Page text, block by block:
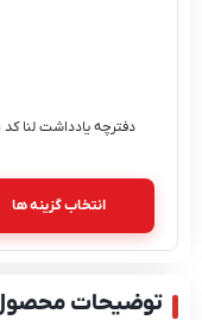
دفترچه یادداشت لنا کد D۲۱
انتخاب گزینه ها
توضیحات محصول